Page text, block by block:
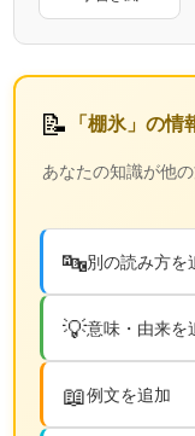
📝 「棚氷」の
あなたの知識が他
🔤別の読み方を
💡意味・由来を
📖例文を追加